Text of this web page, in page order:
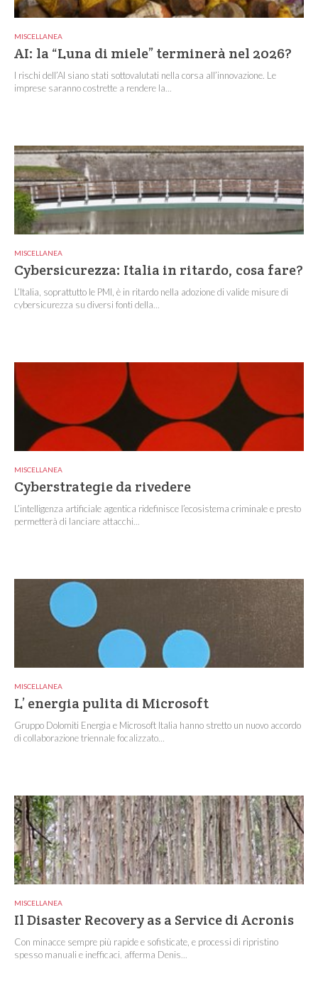
MISCELLANEA
AI: la “Luna di miele” terminerà nel 2026?
I rischi dell’AI siano stati sottovalutati nella corsa all’innovazione. Le
imprese saranno costrette a rendere la...
MISCELLANEA
Cybersicurezza: Italia in ritardo, cosa fare?
L’Italia, soprattutto le PMI, è in ritardo nella adozione di valide misure di
cybersicurezza su diversi fonti della...
MISCELLANEA
Cyberstrategie da rivedere
L’intelligenza artificiale agentica ridefinisce l’ecosistema criminale e presto
permetterà di lanciare attacchi...
MISCELLANEA
L’ energia pulita di Microsoft
Gruppo Dolomiti Energia e Microsoft Italia hanno stretto un nuovo accordo
di collaborazione triennale focalizzato...
MISCELLANEA
Il Disaster Recovery as a Service di Acronis
Con minacce sempre più rapide e sofisticate, e processi di ripristino
spesso manuali e inefficaci, afferma Denis...